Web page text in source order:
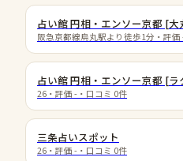
占い館 円相・エンソー京都 [
阪急京都線烏丸駅より徒歩1分 ・評価
占い館 円相・エンソー京都 [
26 ・評価 - ・口コミ 0件
三条占いスポット
26 ・評価 - ・口コミ 0件